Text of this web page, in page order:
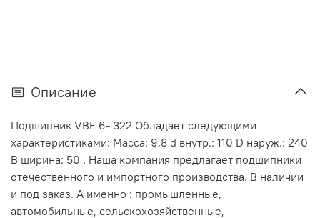
Описание
Подшипник VBF 6- 322 Обладает следующими
характеристиками: Масса: 9,8 d внутр.: 110 D наруж.: 240
В ширина: 50 . Наша компания предлагает подшипники
отечественного и импортного производства. В наличии
и под заказ. А именно : промышленные,
автомобильные, сельскохозяйственные,